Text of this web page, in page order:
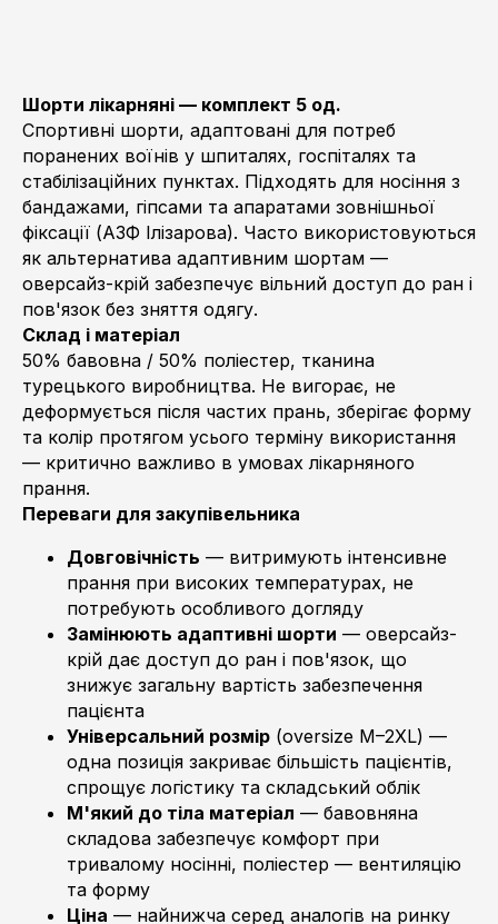
Шорти лікарняні — комплект 5 од.
Спортивні шорти, адаптовані для потреб
поранених воїнів у шпиталях, госпіталях та
стабілізаційних пунктах. Підходять для носіння з
бандажами, гіпсами та апаратами зовнішньої
фіксації (АЗФ Ілізарова). Часто використовуються
як альтернатива адаптивним шортам —
оверсайз-крій забезпечує вільний доступ до ран і
пов'язок без зняття одягу.
Склад і матеріал
50% бавовна / 50% поліестер, тканина
турецького виробництва. Не вигорає, не
деформується після частих прань, зберігає форму
та колір протягом усього терміну використання
— критично важливо в умовах лікарняного
прання.
Переваги для закупівельника
Довговічність — витримують інтенсивне
прання при високих температурах, не
потребують особливого догляду
Замінюють адаптивні шорти — оверсайз-
крій дає доступ до ран і пов'язок, що
знижує загальну вартість забезпечення
пацієнта
Універсальний розмір (oversize M–2XL) —
одна позиція закриває більшість пацієнтів,
спрощує логістику та складський облік
М'який до тіла матеріал — бавовняна
складова забезпечує комфорт при
тривалому носінні, поліестер — вентиляцію
та форму
Ціна — найнижча серед аналогів на ринку